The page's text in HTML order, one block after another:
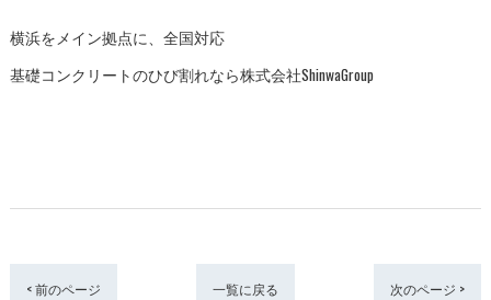
横浜をメイン拠点に、全国対応
基礎コンクリートのひび割れなら株式会社ShinwaGroup
< 前のページ 一覧に戻る 次のページ >